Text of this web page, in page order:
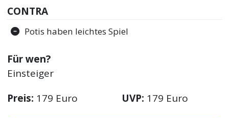
CONTRA
Potis haben leichtes Spiel
Für wen?
Einsteiger
Preis: 179 Euro UVP: 179 Euro